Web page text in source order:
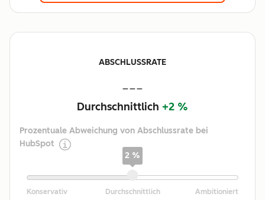
ABSCHLUSSRATE
---
Durchschnittlich +2 %
Prozentuale Abweichung von Abschlussrate bei
HubSpot
2 %